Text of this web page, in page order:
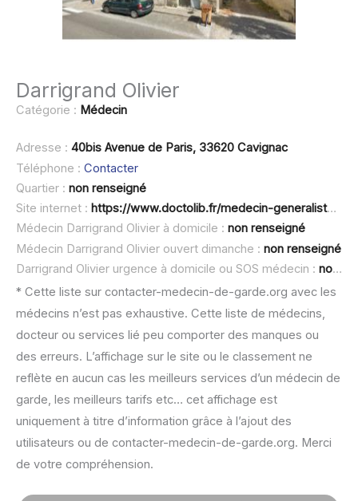
Darrigrand Olivier
Catégorie : Médecin
Adresse : 40bis Avenue de Paris, 33620 Cavignac
Téléphone : Contacter
Quartier : non renseigné
Site internet : https://www.doctolib.fr/medecin-generaliste/cavignac/olivier-darrigrand
Médecin Darrigrand Olivier à domicile : non renseigné
Médecin Darrigrand Olivier ouvert dimanche : non renseigné
Darrigrand Olivier urgence à domicile ou SOS médecin : non renseigné
* Cette liste sur contacter-medecin-de-garde.org avec les
médecins n’est pas exhaustive. Cette liste de médecins,
docteur ou services lié peu comporter des manques ou
des erreurs. L’affichage sur le site ou le classement ne
reflète en aucun cas les meilleurs services d’un médecin de
garde, les meilleurs tarifs etc… cet affichage est
uniquement à titre d’information grâce à l’ajout des
utilisateurs ou de contacter-medecin-de-garde.org. Merci
de votre compréhension.